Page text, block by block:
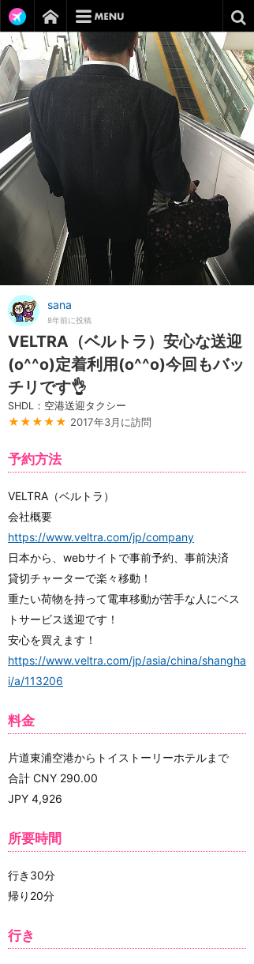
sana
8年前に投稿
VELTRA（ベルトラ）安心な送迎
(o^^o)定着利用(o^^o)今回もバッ
チリです👌
SHDL：空港送迎タクシー
★★★★★ 2017年3月に訪問
予約方法
VELTRA（ベルトラ）
会社概要
https://www.veltra.com/jp/company
日本から、webサイトで事前予約、事前決済
貸切チャーターで楽々移動！
重たい荷物を持って電車移動が苦手な人にベス
トサービス送迎です！
安心を買えます！
https://www.veltra.com/jp/asia/china/shangha
i/a/113206
料金
片道東浦空港からトイストーリーホテルまで
合計 CNY 290.00
JPY 4,926
所要時間
行き30分
帰り20分
行き